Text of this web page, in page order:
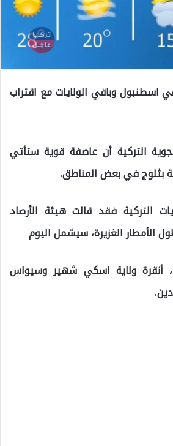
اسطنبول وباقي الولايات مع اقتراب
التركية أن عاصفة قوية ستأتي
بثلوج في بعض المناطق.
التركية فقد قالت هيئة الأرصاد
الأمطار الغزيرة، سيشمل اليوم
أنقرة ولاية اسكي شهير وسيواس